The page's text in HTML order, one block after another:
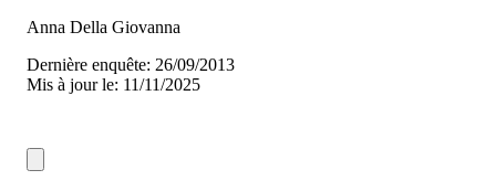
Anna Della Giovanna
Dernière enquête: 26/09/2013
Mis à jour le: 11/11/2025